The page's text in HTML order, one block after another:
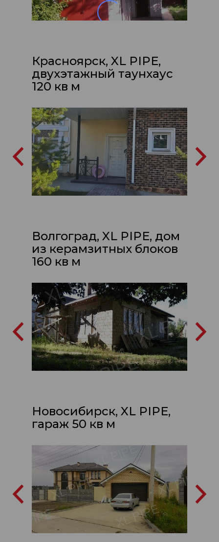
Красноярск, XL PIPE,
двухэтажный таунхаус
120 кв м
Волгоград, XL PIPE, дом
из керамзитных блоков
160 кв м
Новосибирск, XL PIPE,
гараж 50 кв м